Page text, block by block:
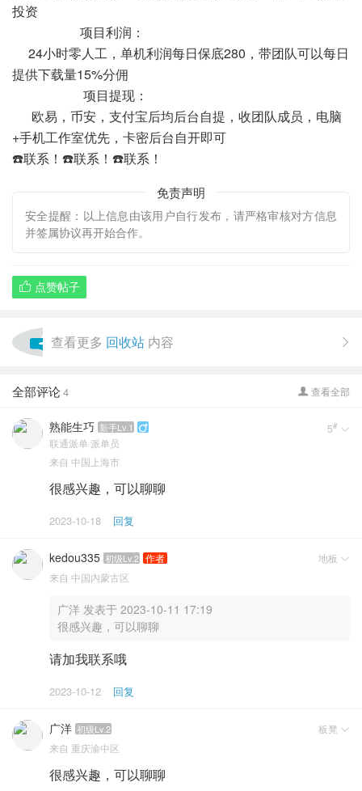
投资
项目利润：
24小时零人工，单机利润每日保底280，带团队可以每日
提供下载量15%分佣
项目提现：
欧易，币安，支付宝后均后台自提，收团队成员，电脑
+手机工作室优先，卡密后台自开即可
☎️联系！☎️联系！☎️联系！
免责声明
安全提醒：以上信息由该用户自行发布，请严格审核对方信息
并签属协议再开始合作。
 点赞帖子
查看更多 回收站 内容 
 查看全部
全部评论4
熟能生巧 新手Lv.1  5# 
联通派单派单员
来自 中国上海市
很感兴趣，可以聊聊
2023-10-18 回复
kedou335 初级Lv.2 作者 地板 
来自 中国内蒙古区
广洋 发表于 2023-10-11 17:19
很感兴趣，可以聊聊
请加我联系哦
2023-10-12 回复
广洋 初级Lv.2 板凳 
来自 重庆渝中区
很感兴趣，可以聊聊